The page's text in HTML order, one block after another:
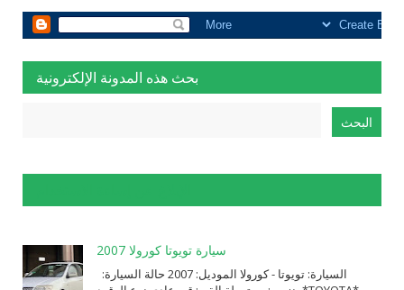
بحث هذه المدونة الإلكترونية
سيارة تويوتا كورولا 2007